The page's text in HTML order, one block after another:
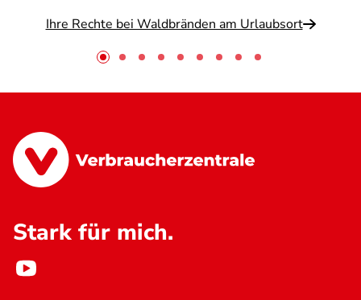
Ihre Rechte bei Waldbränden am Urlaubsort
Stark für mich.